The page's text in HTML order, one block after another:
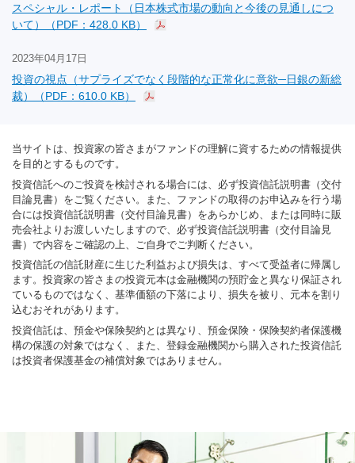
スペシャル・レポート（日本株式市場の動向と今後の見通しにつ
いて）（PDF：428.0 KB）
2023年04月17日
投資の視点（サプライズでなく段階的な正常化に意欲─日銀の新総
裁）（PDF：610.0 KB）
当サイトは、投資家の皆さまがファンドの理解に資するための情報提供
を目的とするものです。
投資信託へのご投資を検討される場合には、必ず投資信託説明書（交付
目論見書）をご覧ください。また、ファンドの取得のお申込みを行う場
合には投資信託説明書（交付目論見書）をあらかじめ、または同時に販
売会社よりお渡しいたしますので、必ず投資信託説明書（交付目論見
書）で内容をご確認の上、ご自身でご判断ください。
投資信託の信託財産に生じた利益および損失は、すべて受益者に帰属し
ます。投資家の皆さまの投資元本は金融機関の預貯金と異なり保証され
ているものではなく、基準価額の下落により、損失を被り、元本を割り
込むおそれがあります。
投資信託は、預金や保険契約とは異なり、預金保険・保険契約者保護機
構の保護の対象ではなく、また、登録金融機関から購入された投資信託
は投資者保護基金の補償対象ではありません。